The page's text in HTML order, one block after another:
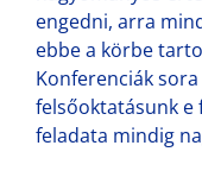
engedni, arra
ebbe a körbe
Konferenciák
felsőoktatásunk e
feladata mindig